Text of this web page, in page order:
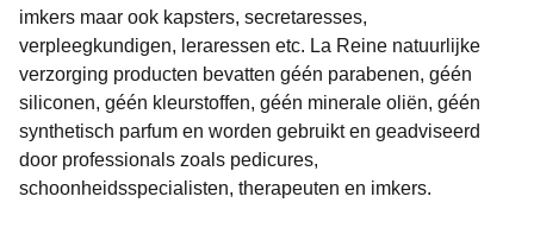
imkers maar ook kapsters, secretaresses,
verpleegkundigen, leraressen etc. La Reine natuurlijke
verzorging producten bevatten géén parabenen, géén
siliconen, géén kleurstoffen, géén minerale oliën, géén
synthetisch parfum en worden gebruikt en geadviseerd
door professionals zoals pedicures,
schoonheidsspecialisten, therapeuten en imkers.